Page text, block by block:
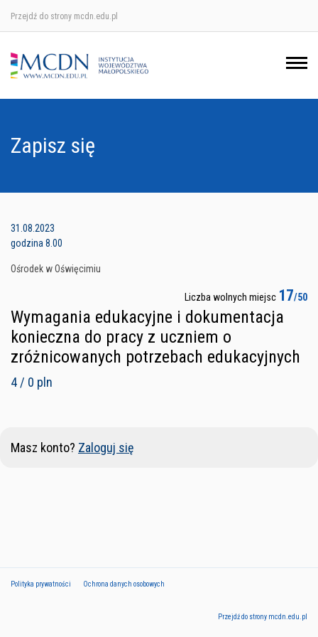
Przejdź do strony mcdn.edu.pl
Zapisz się
31.08.2023
godzina 8.00
Ośrodek w Oświęcimiu
Liczba wolnych miejsc 17/50
Wymagania edukacyjne i dokumentacja
konieczna do pracy z uczniem o
zróżnicowanych potrzebach edukacyjnych
4 / 0 pln
Masz konto? Zaloguj się
Polityka prywatności Ochrona danych osobowych
Przejdź do strony mcdn.edu.pl
Ośrodek w Krakowie
Ośrodek w Nowym Sączu
Ośrodek w Tarnowie